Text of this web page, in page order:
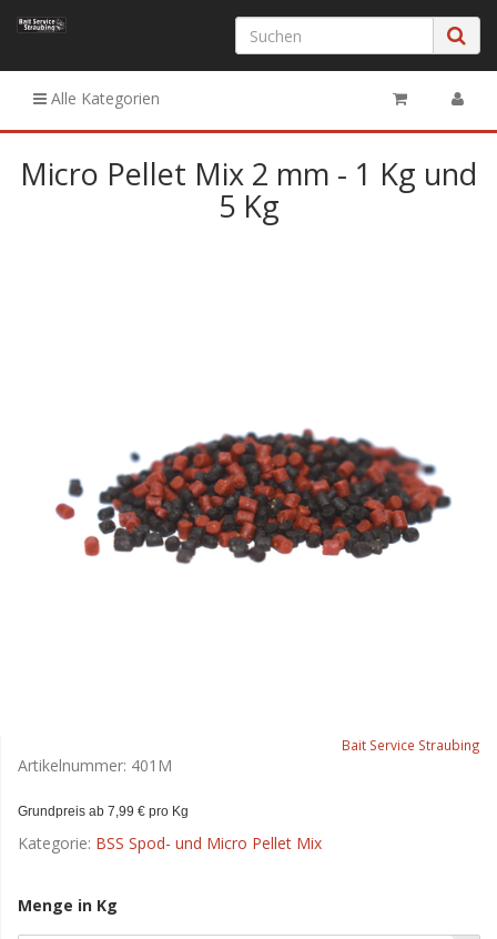
Alle Kategorien
Micro Pellet Mix 2 mm - 1 Kg und
5 Kg
Bait Service Straubing
Artikelnummer: 401M
Grundpreis ab 7,99 € pro Kg
Kategorie: BSS Spod- und Micro Pellet Mix
Menge in Kg